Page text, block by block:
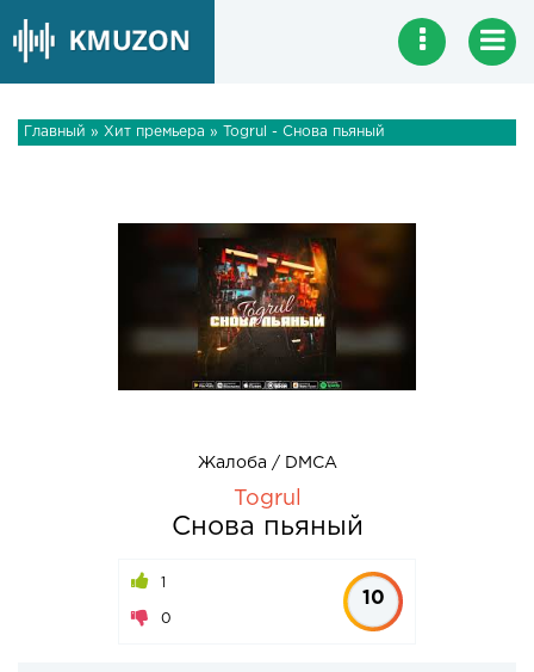
Главный » Хит премьера » Togrul - Снова пьяный
Жалоба / DMCA
Togrul
Снова пьяный
1
0
10